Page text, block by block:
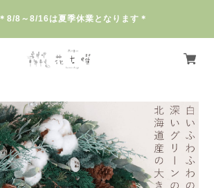
＊8/8～8/16は夏季休業となります＊